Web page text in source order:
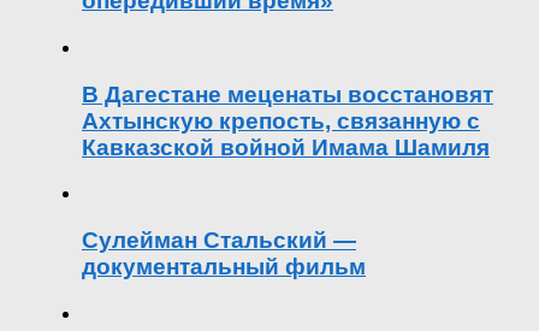
В Дагестане меценаты восстановят
Ахтынскую крепость, связанную с
Кавказской войной Имама Шамиля
Сулейман Стальский —
документальный фильм